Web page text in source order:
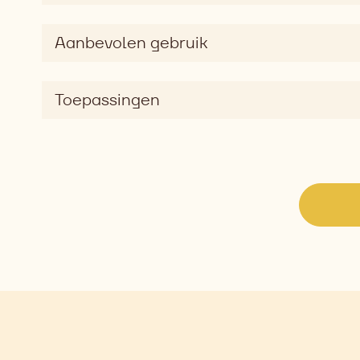
Smaakdimensie
Aanbevolen gebruik
Toepassingen